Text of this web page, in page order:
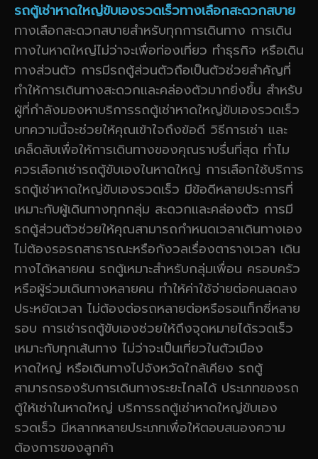
รถตู้เช่าหาดใหญ่ขับเองรวดเร็วทางเลือกสะดวกสบาย
ทางเลือกสะดวกสบายสำหรับทุกการเดินทาง การเดิน
ทางในหาดใหญ่ไม่ว่าจะเพื่อท่องเที่ยว ทำธุรกิจ หรือเดิน
ทางส่วนตัว การมีรถตู้ส่วนตัวถือเป็นตัวช่วยสำคัญที่
ทำให้การเดินทางสะดวกและคล่องตัวมากยิ่งขึ้น สำหรับ
ผู้ที่กำลังมองหาบริการรถตู้เช่าหาดใหญ่ขับเองรวดเร็ว
บทความนี้จะช่วยให้คุณเข้าใจถึงข้อดี วิธีการเช่า และ
เคล็ดลับเพื่อให้การเดินทางของคุณราบรื่นที่สุด ทำไม
ควรเลือกเช่ารถตู้ขับเองในหาดใหญ่ การเลือกใช้บริการ
รถตู้เช่าหาดใหญ่ขับเองรวดเร็ว มีข้อดีหลายประการที่
เหมาะกับผู้เดินทางทุกกลุ่ม สะดวกและคล่องตัว การมี
รถตู้ส่วนตัวช่วยให้คุณสามารถกำหนดเวลาเดินทางเอง
ไม่ต้องรอรถสาธารณะหรือกังวลเรื่องตารางเวลา เดิน
ทางได้หลายคน รถตู้เหมาะสำหรับกลุ่มเพื่อน ครอบครัว
หรือผู้ร่วมเดินทางหลายคน ทำให้ค่าใช้จ่ายต่อคนลดลง
ประหยัดเวลา ไม่ต้องต่อรถหลายต่อหรือรอแท็กซี่หลาย
รอบ การเช่ารถตู้ขับเองช่วยให้ถึงจุดหมายได้รวดเร็ว
เหมาะกับทุกเส้นทาง ไม่ว่าจะเป็นเที่ยวในตัวเมือง
หาดใหญ่ หรือเดินทางไปจังหวัดใกล้เคียง รถตู้
สามารถรองรับการเดินทางระยะไกลได้ ประเภทของรถ
ตู้ให้เช่าในหาดใหญ่ บริการรถตู้เช่าหาดใหญ่ขับเอง
รวดเร็ว มีหลากหลายประเภทเพื่อให้ตอบสนองความ
ต้องการของลูกค้า